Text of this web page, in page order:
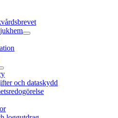
och dataskydd